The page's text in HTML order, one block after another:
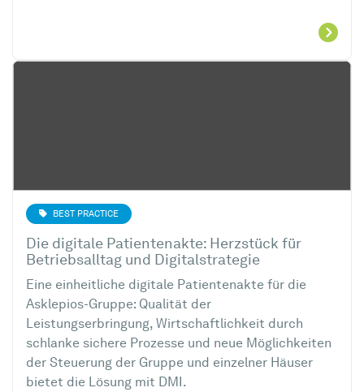
BEST PRACTICE
Die digitale Patientenakte: Herzstück für
Betriebsalltag und Digitalstrategie
Eine einheitliche digitale Patientenakte für die
Asklepios-Gruppe: Qualität der
Leistungserbringung, Wirtschaftlichkeit durch
schlanke sichere Prozesse und neue Möglichkeiten
der Steuerung der Gruppe und einzelner Häuser
bietet die Lösung mit DMI.